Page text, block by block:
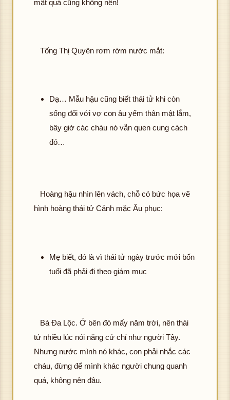
mật quá cũng không nên!
Tống Thị Quyên rơm rớm nước mắt:
Dạ… Mẫu hậu cũng biết thái tử khi còn
sống đối với vợ con âu yếm thân mật lắm,
bây giờ các cháu nó vẫn quen cung cách
đó…
Hoàng hậu nhìn lên vách, chỗ có bức họa vẽ
hình hoàng thái tử Cảnh mặc Âu phục:
Mẹ biết, đó là vì thái tử ngày trước mới bốn
tuổi đã phải đi theo giám mục
Bá Đa Lộc. Ở bên đó mấy năm trời, nên thái
tử nhiều lúc nói năng cử chỉ như người Tây.
Nhưng nước mình nó khác, con phải nhắc các
cháu, đừng để mình khác người chung quanh
quá, không nên đâu.